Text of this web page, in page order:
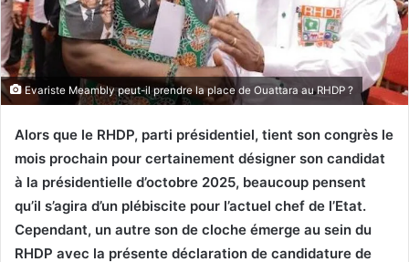
Evariste Meambly peut-il prendre la place de Ouattara au RHDP ?
Alors que le RHDP, parti présidentiel, tient son congrès le
mois prochain pour certainement désigner son candidat
à la présidentielle d’octobre 2025, beaucoup pensent
qu’il s’agira d’un plébiscite pour l’actuel chef de l’Etat.
Cependant, un autre son de cloche émerge au sein du
RHDP avec la présente déclaration de candidature de